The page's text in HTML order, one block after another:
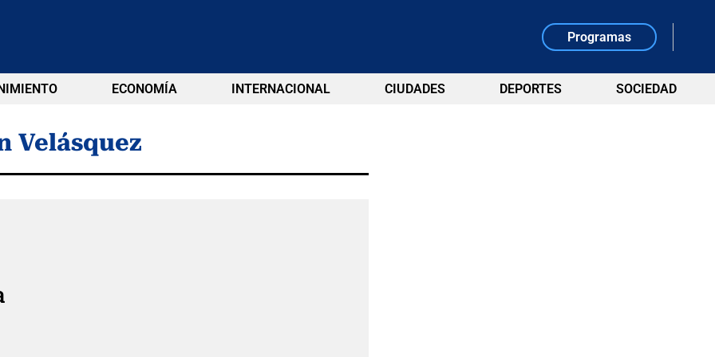
Programas
ECONOMÍA INTERNACIONAL CIUDADES DEPORTES SOCIEDAD
Velásquez